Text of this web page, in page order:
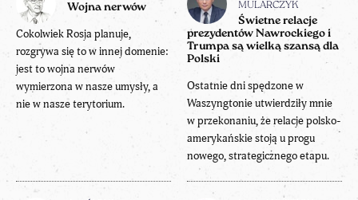
Wojna nerwów
Cokolwiek Rosja planuje,
rozgrywa się to w innej domenie:
jest to wojna nerwów
wymierzona w nasze umysły, a
nie w nasze terytorium.
MULARCZYK
Świetne relacje
prezydentów Nawrockiego i
Trumpa są wielką szansą dla
Polski
Ostatnie dni spędzone w
Waszyngtonie utwierdziły mnie
w przekonaniu, że relacje polsko-
amerykańskie stoją u progu
nowego, strategicznego etapu.